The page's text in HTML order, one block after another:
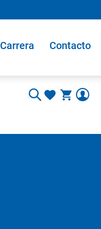
Carrera Contacto